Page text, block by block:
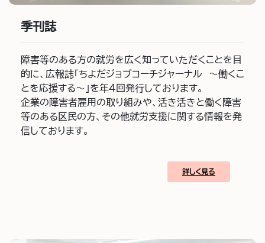
季刊誌
障害等のある方の就労を広く知っていただくことを目
的に、広報誌「ちよだジョブコーチジャーナル ～働くこ
とを応援する～」を年4回発行しております。
企業の障害者雇用の取り組みや、活き活きと働く障害
等のある区民の方、その他就労支援に関する情報を発
信しております。
詳しく見る